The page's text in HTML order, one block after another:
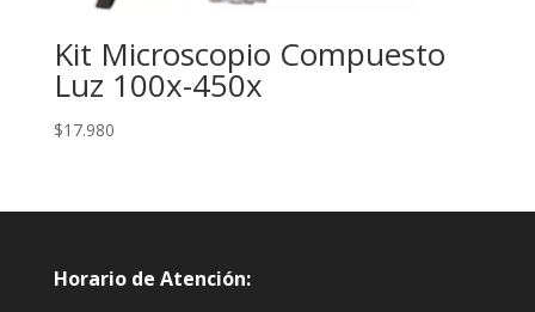
Kit Microscopio Compuesto
Luz 100x-450x
$17.980
Horario de Atención: